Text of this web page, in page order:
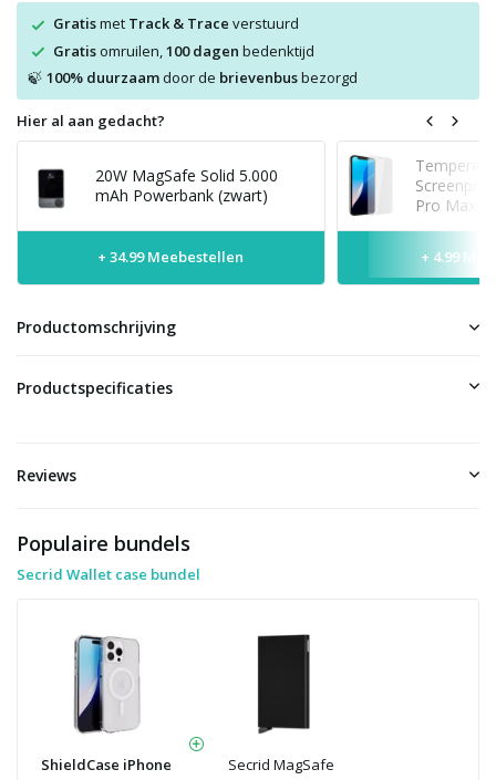
Gratismet Track & Trace verstuurd
Gratisomruilen, 100 dagen bedenktijd
🍃 100% duurzaamdoor de brievenbusbezorgd
Hier al aan gedacht?
20W MagSafe Solid 5.000
mAh Powerbank (zwart)
+ 34.99 Meebestellen
Tempered
Pro Max
+ 4.99
Productomschrijving
Productspecificaties
Reviews
Populaire bundels
Secrid Wallet case bundel
ShieldCase iPhone
Secrid MagSafe